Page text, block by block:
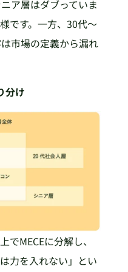
ア層はダブっていま
です。一方、30代～
市場の定義から漏れ
分け
でMECEに分解し、
力を入れない」とい